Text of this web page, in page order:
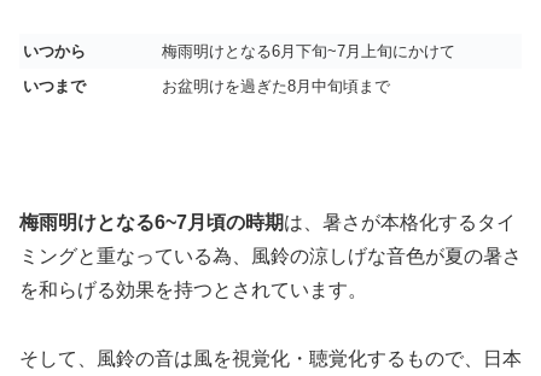
いつから
梅雨明けとなる6月下旬~7月上旬にかけて
いつまで
お盆明けを過ぎた8月中旬頃まで
梅雨明けとなる6~7月頃の時期は、暑さが本格化するタイ
ミングと重なっている為、風鈴の涼しげな音色が夏の暑さ
を和らげる効果を持つとされています。
そして、風鈴の音は風を視覚化・聴覚化するもので、日本